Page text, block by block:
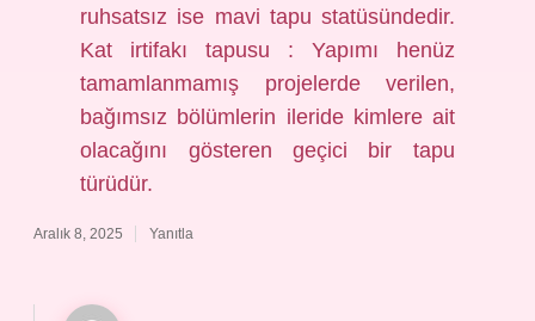
ruhsatsız ise mavi tapu statüsündedir.
Kat irtifakı tapusu : Yapımı henüz
tamamlanmamış projelerde verilen,
bağımsız bölümlerin ileride kimlere ait
olacağını gösteren geçici bir tapu
türüdür.
Aralık 8, 2025 Yanıtla